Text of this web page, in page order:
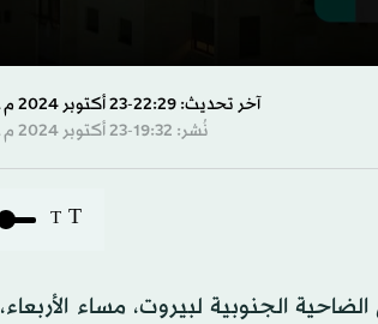
آخر تحديث: 22:29-23 أكتوبر 2024 م ـ 20 ربيع الثاني 1446 هـ
نُشر: 19:32-23 أكتوبر 2024 م ـ 20 ربيع الثاني 1446 هـ
T
T
لبنانية رسمية أنّ إسرائيل شنّت 14 غارة على الضاحية الجنوبية